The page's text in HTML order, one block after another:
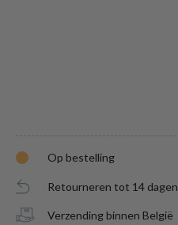
Op bestelling
Retourneren tot 14 dagen
Verzending binnen België